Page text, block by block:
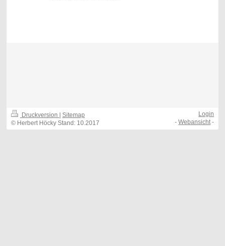
Druckversion
Sitemap
© Herbert Höcky Stand: 10.2017
Login
-Webansicht-